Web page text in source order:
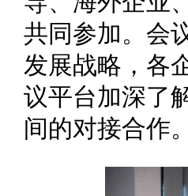
共同参加。会
发展战略，各
议平台加深了
间的对接合作。